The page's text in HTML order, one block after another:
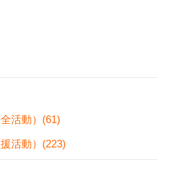
活動）(61)
活動）(223)